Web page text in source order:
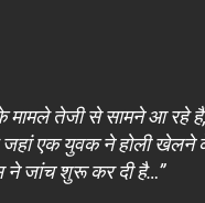
मामले तेजी से सामने आ रहे
जहां एक युवक ने होली खेलने
ने जांच शुरू कर दी है…”